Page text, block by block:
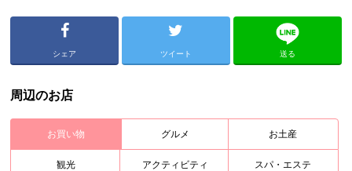
シェア ツイート 送る
周辺のお店
お買い物 グルメ お土産
観光 アクティビティ スパ・エステ